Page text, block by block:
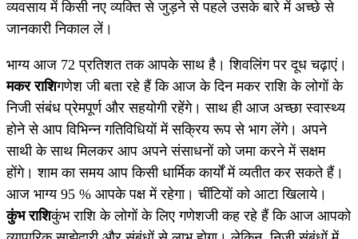
व्यवसाय में किसी नए व्यक्ति से जुड़ने से पहले उसके बारे में अच्छे से
जानकारी निकाल लें।
भाग्य आज 72 प्रतिशत तक आपके साथ है। शिवलिंग पर दूध चढ़ाएं।
मकर राशिगणेश जी बता रहे हैं कि आज के दिन मकर राशि के लोगों के
निजी संबंध प्रेमपूर्ण और सहयोगी रहेंगे। साथ ही आज अच्छा स्वास्थ्य
होने से आप विभिन्न गतिविधियों में सक्रिय रूप से भाग लेंगे। अपने
साथी के साथ मिलकर आप अपने संसाधनों को जमा करने में सक्षम
होंगे। शाम का समय आप किसी धार्मिक कार्यों में व्यतीत कर सकते हैं।
आज भाग्य 95 % आपके पक्ष में रहेगा। चींटियों को आटा खिलाये।
कुंभ राशिकुंभ राशि के लोगों के लिए गणेशजी कह रहे हैं कि आज आपको